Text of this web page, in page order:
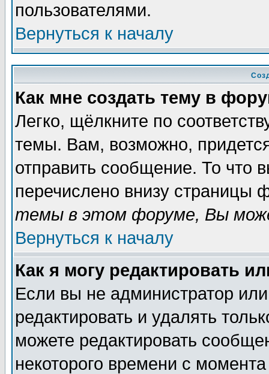
пользователями.
Вернуться к началу
Как мне создать тему в
Легко, щёлкните по
темы. Вам, возможно,
отправить сообщение. То что
перечислено внизу страницы
темы в этом форуме, Вы
Вернуться к началу
Как я могу редактировать
Если вы не администратор
редактировать и удалять
можете редактировать
некоторого времени с